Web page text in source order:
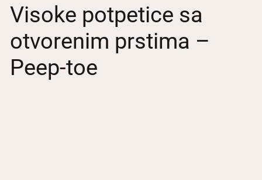
Visoke potpetice sa
otvorenim prstima –
Peep-toe